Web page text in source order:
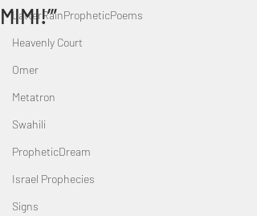
LatterRainPropheticPoems
Heavenly Court
Omer
Metatron
Swahili
PropheticDream
Israel Prophecies
Signs
MIMI!’”